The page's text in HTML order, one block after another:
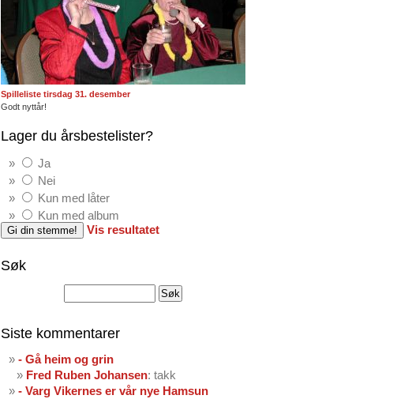
Spilleliste tirsdag 31. desember
Godt nyttår!
Lager du årsbestelister?
Ja
Nei
Kun med låter
Kun med album
Vis resultatet
Søk
Siste kommentarer
- Gå heim og grin
Fred Ruben Johansen: takk
- Varg Vikernes er vår nye Hamsun